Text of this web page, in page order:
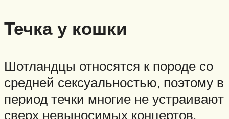
Течка у кошки
Шотландцы относятся к породе со
средней сексуальностью, поэтому в
период течки многие не устраивают
сверх невыносимых концертов.